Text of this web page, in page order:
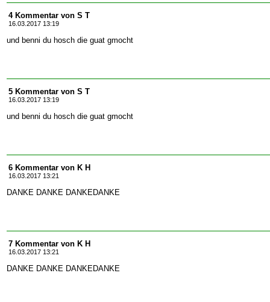
4 Kommentar von S T
16.03.2017 13:19
und benni du hosch die guat gmocht
5 Kommentar von S T
16.03.2017 13:19
und benni du hosch die guat gmocht
6 Kommentar von K H
16.03.2017 13:21
DANKE DANKE DANKEDANKE
7 Kommentar von K H
16.03.2017 13:21
DANKE DANKE DANKEDANKE